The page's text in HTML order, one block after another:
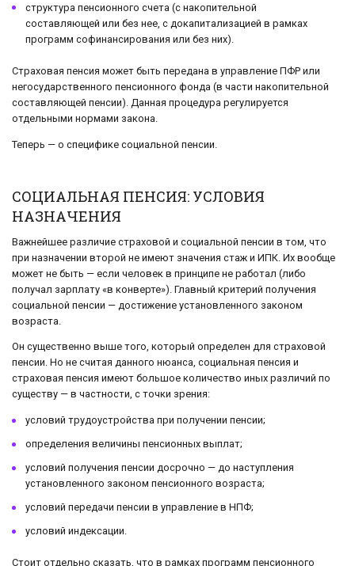
структура пенсионного счета (с накопительной
составляющей или без нее, с докапитализацией в рамках
программ софинансирования или без них).
Страховая пенсия может быть передана в управление ПФР или
негосударственного пенсионного фонда (в части накопительной
составляющей пенсии). Данная процедура регулируется
отдельными нормами закона.
Теперь — о специфике социальной пенсии.
СОЦИАЛЬНАЯ ПЕНСИЯ: УСЛОВИЯ
НАЗНАЧЕНИЯ
Важнейшее различие страховой и социальной пенсии в том, что
при назначении второй не имеют значения стаж и ИПК. Их вообще
может не быть — если человек в принципе не работал (либо
получал зарплату «в конверте»). Главный критерий получения
социальной пенсии — достижение установленного законом
возраста.
Он существенно выше того, который определен для страховой
пенсии. Но не считая данного нюанса, социальная пенсия и
страховая пенсия имеют большое количество иных различий по
существу — в частности, с точки зрения:
условий трудоустройства при получении пенсии;
определения величины пенсионных выплат;
условий получения пенсии досрочно — до наступления
установленного законом пенсионного возраста;
условий передачи пенсии в управление в НПФ;
условий индексации.
Стоит отдельно сказать, что в рамках программ пенсионного